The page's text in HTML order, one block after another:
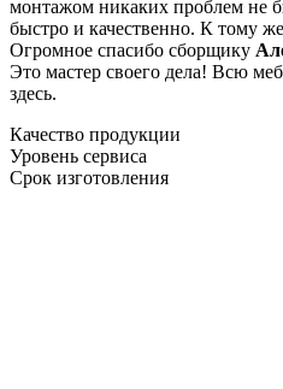
монтажом никаких проблем не
быстро и качественно. К тому
Огромное спасибо сборщику
Это мастер своего дела! Всю
здесь.
Качество продукции
Уровень сервиса
Срок изготовления